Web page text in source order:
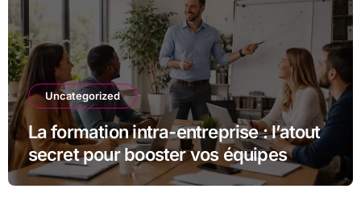
Uncategorized
La formation intra-entreprise : l’atout
secret pour booster vos équipes